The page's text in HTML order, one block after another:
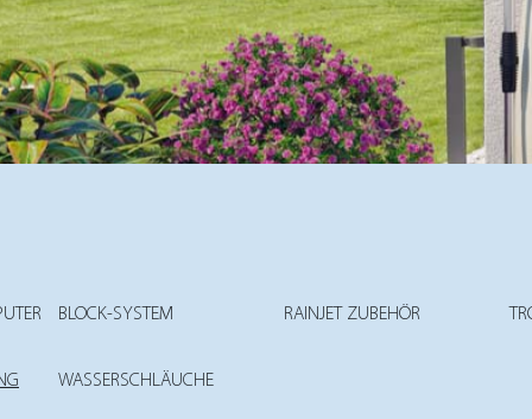
BLOCK-SYSTEM RAINJET ZUBEHÖR
WASSERSCHLÄUCHE